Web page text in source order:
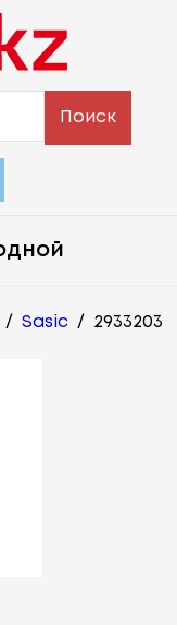
Поиск
/ Sasic / 2933203